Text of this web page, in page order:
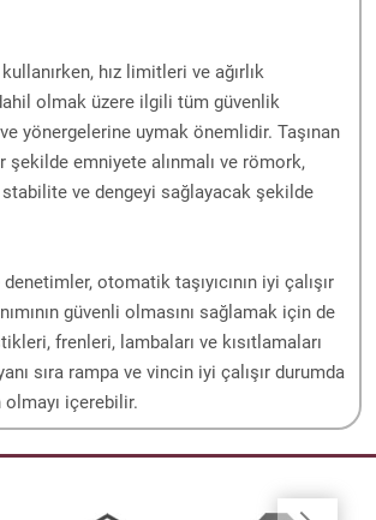
kullanırken, hız limitleri ve ağırlık
olmak üzere ilgili tüm güvenlik
yönergelerine uymak önemlidir. Taşınan
şekilde emniyete alınmalı ve römork,
stabilite ve dengeyi sağlayacak şekilde
otomatik taşıyıcının iyi çalışır
güvenli olmasını sağlamak için de
frenleri, lambaları ve kısıtlamaları
sıra rampa ve vincin iyi çalışır durumda
içerebilir.